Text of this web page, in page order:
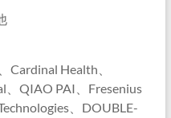
Cardinal Health、
、QIAO PAI、Fresenius
、DOUBLE-